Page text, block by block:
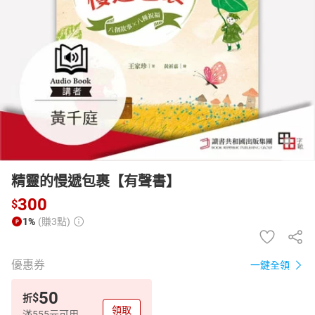
日本購物 電子/紙本書
精靈的慢遞包裹【有聲書】
$300
1% (賺3點)
優惠券 一鍵全領
折$50
領取